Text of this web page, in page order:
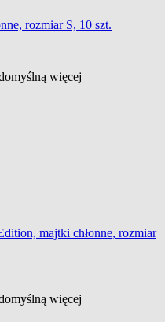
rozmiar S, 10 szt.
więcej
majtki chłonne, rozmiar
więcej